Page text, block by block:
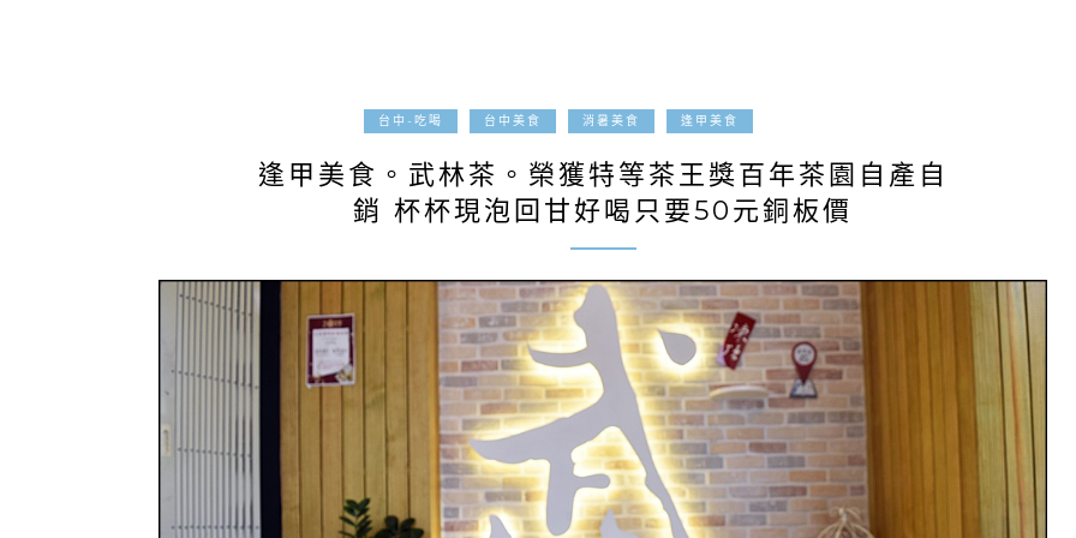
台中-吃喝 台中美食 消暑美食 逢甲美食
逢甲美食。武林茶。榮獲特等茶王獎百年茶園自產自
銷 杯杯現泡回甘好喝只要50元銅板價